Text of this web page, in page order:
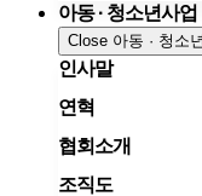
아동 · 청소년사업
Close 아동 · 청소
인사말
연혁
협회소개
조직도